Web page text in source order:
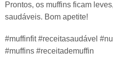
Prontos, os muffins ficam
saudáveis. Bom apetite!
#muffinfit #receitasaudável
#muffins #receitademuffin